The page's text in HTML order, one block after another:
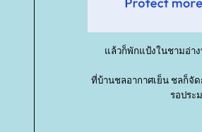
ล้วก็พักแป้งในชามอ่าง
ที่บ้านชลอากาศเย็น ชลก็จัด
รอประ